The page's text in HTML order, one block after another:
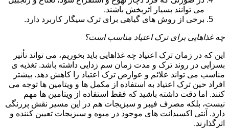
می توانند بسیار اثربخش باشند.
برخی از روش های گیاهی برای ترک سیگار کاربرد دارد.
چه غذاهایی برای ترک اعتیاد مناسب است؟
این که در زمان ترک اعتیاد چه غذاهایی باید بخوریم، می تواند تأثیر
بسزایی در روند ترک و مدت زمان سم زدایی داشته باشد. تغذیه ی
مناسب می تواند علائم و عوارض ترک اعتیاد را کاهش دهد. بیشتر
افراد حین ترک اعتیاد به استفاده از مکمل ها و ویتامین ها توجه می
کنند. اما دقت داشته باشید که فقط استفاده از ویتامین ها مهم
نیست، بلکه مصرف فیبر و سبزیجات هم در این مسیر نقش پررنگی
دارد. آنتی اکسیدانت های موجود در میوه و سبزیجات تعیین کننده و
اثرگذارند.